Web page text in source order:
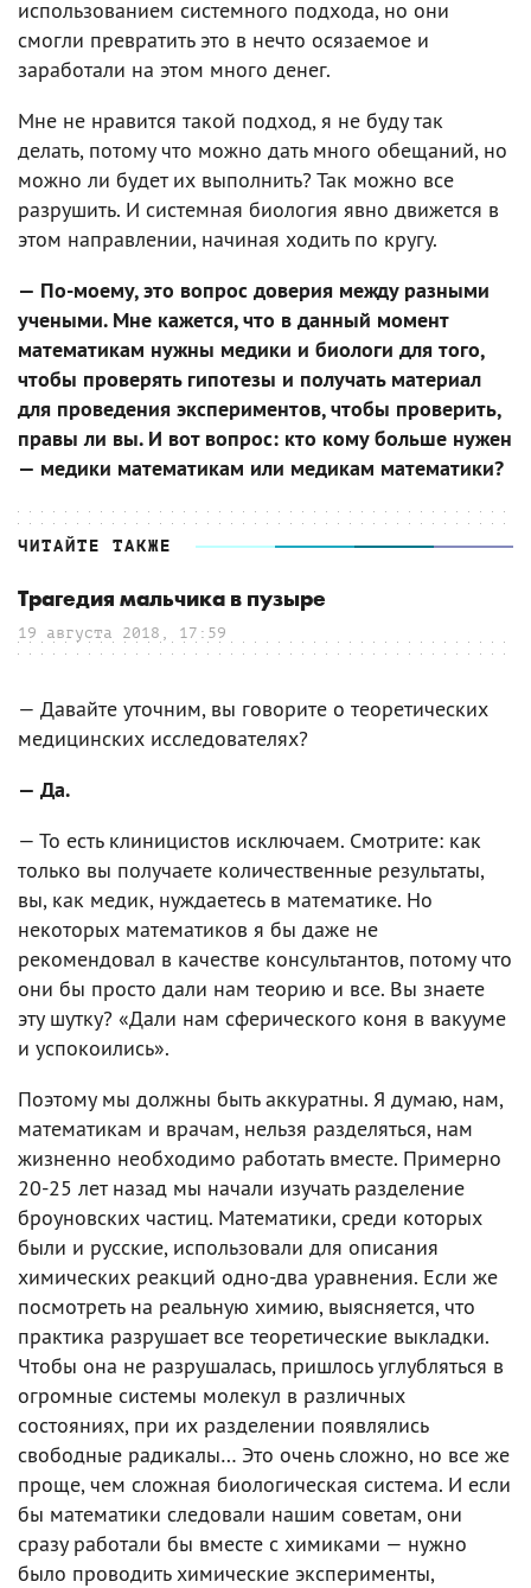
использованием системного подхода, но они
смогли превратить это в нечто осязаемое и
заработали на этом много денег.
Мне не нравится такой подход, я не буду так
делать, потому что можно дать много обещаний, но
можно ли будет их выполнить? Так можно все
разрушить. И системная биология явно движется в
этом направлении, начиная ходить по кругу.
— По-моему, это вопрос доверия между разными
учеными. Мне кажется, что в данный момент
математикам нужны медики и биологи для того,
чтобы проверять гипотезы и получать материал
для проведения экспериментов, чтобы проверить,
правы ли вы. И вот вопрос: кто кому больше нужен
— медики математикам или медикам математики?
ЧИТАЙТЕ ТАКЖЕ
Трагедия мальчика в пузыре
19 августа 2018, 17:59
— Давайте уточним, вы говорите о теоретических
медицинских исследователях?
— Да.
— То есть клиницистов исключаем. Смотрите: как
только вы получаете количественные результаты,
вы, как медик, нуждаетесь в математике. Но
некоторых математиков я бы даже не
рекомендовал в качестве консультантов, потому что
они бы просто дали нам теорию и все. Вы знаете
эту шутку? «Дали нам сферического коня в вакууме
и успокоились».
Поэтому мы должны быть аккуратны. Я думаю, нам,
математикам и врачам, нельзя разделяться, нам
жизненно необходимо работать вместе. Примерно
20-25 лет назад мы начали изучать разделение
броуновских частиц. Математики, среди которых
были и русские, использовали для описания
химических реакций одно-два уравнения. Если же
посмотреть на реальную химию, выясняется, что
практика разрушает все теоретические выкладки.
Чтобы она не разрушалась, пришлось углубляться в
огромные системы молекул в различных
состояниях, при их разделении появлялись
свободные радикалы… Это очень сложно, но все же
проще, чем сложная биологическая система. И если
бы математики следовали нашим советам, они
сразу работали бы вместе с химиками — нужно
было проводить химические эксперименты,